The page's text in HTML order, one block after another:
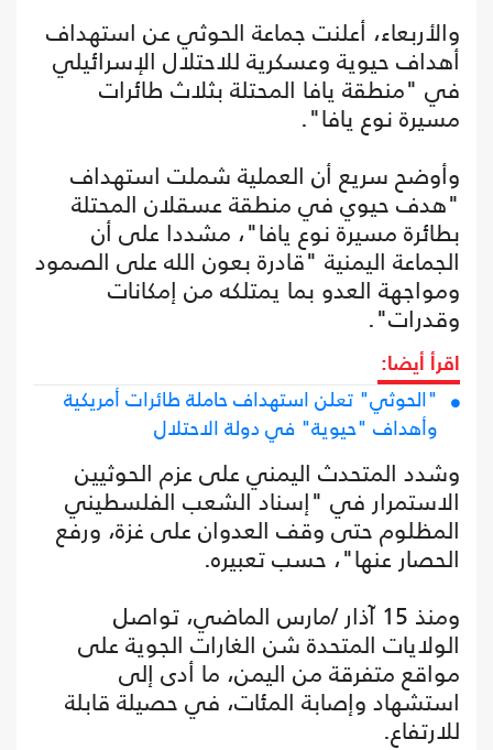
والأربعاء، أعلنت جماعة الحوثي عن استهداف
أهداف حيوية وعسكرية للاحتلال الإسرائيلي
في "منطقة يافا المحتلة بثلاث طائرات
مسيرة نوع يافا".
وأوضح سريع أن العملية شملت استهداف
"هدف حيوي في منطقة عسقلان المحتلة
بطائرة مسيرة نوع يافا"، مشددا على أن
الجماعة اليمنية "قادرة بعون الله على الصمود
ومواجهة العدو بما يمتلكه من إمكانات
وقدرات".
اقرأ أيضا:
"الحوثي" تعلن استهداف حاملة طائرات أمريكية
وأهداف "حيوية" في دولة الاحتلال
وشدد المتحدث اليمني على عزم الحوثيين
الاستمرار في "إسناد الشعب الفلسطيني
المظلوم حتى وقف العدوان على غزة، ورفع
الحصار عنها"، حسب تعبيره.
ومنذ 15 آذار /مارس الماضي، تواصل
الولايات المتحدة شن الغارات الجوية على
مواقع متفرقة من اليمن، ما أدى إلى
استشهاد وإصابة المئات، في حصيلة قابلة
للارتفاع.